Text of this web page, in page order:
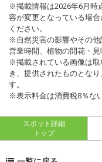
※掲載情報は2026年6月時
容が変更となっている場
ください。
※自然災害の影響やその
営業時間、植物の開花・見
※掲載されている画像は
き、提供されたものとな
す。
※表示料金は消費税8％な
スポット詳細
トップ